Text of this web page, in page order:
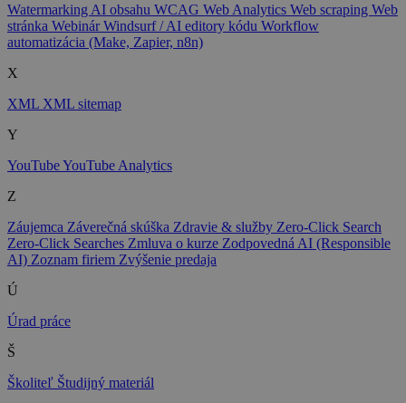
Watermarking AI obsahu WCAG Web Analytics Web scraping Web
stránka WebinárWindsurf / AI editory kódu Workflow
automatizácia (Make, Zapier, n8n)
X
XML XML sitemap
Y
YouTubeYouTube Analytics
Z
Záujemca Záverečná skúška Zdravie & služby Zero-Click Search
Zero-Click Searches Zmluva o kurze Zodpovedná AI (Responsible
AI) Zoznam firiem Zvýšenie predaja
Ú
Úrad práce
Š
Školiteľ Študijný materiál